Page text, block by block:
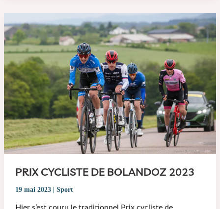
PRIX CYCLISTE DE BOLANDOZ 2023
19 mai 2023 Sport